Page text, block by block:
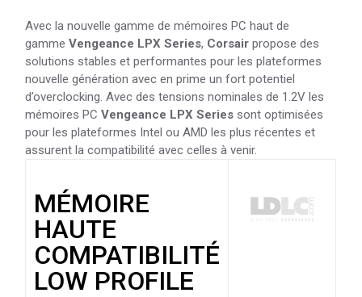
Avec la nouvelle gamme de mémoires PC haut de
gammeVengeance LPX Series, Corsairpropose des
solutions stables et performantes pour les plateformes
nouvelle génération avec en prime un fort potentiel
d’overclocking. Avec des tensions nominales de 1.2V les
mémoires PCVengeance LPX Series sont optimisées
pour les plateformes Intel ou AMD les plus récentes et
assurent la compatibilité avec celles à venir.
MÉMOIRE
HAUTE
COMPATIBILITÉ
LOW PROFILE